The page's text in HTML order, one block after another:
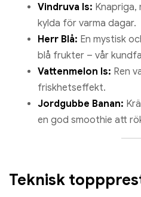
Vindruva Is: Knapriga,
kylda för varma dagar.
Herr Blå: En mystisk
blå frukter – vår
Vattenmelon Is: Ren
friskhetseffekt.
Jordgubbe Banan:
en god smoothie att
Teknisk